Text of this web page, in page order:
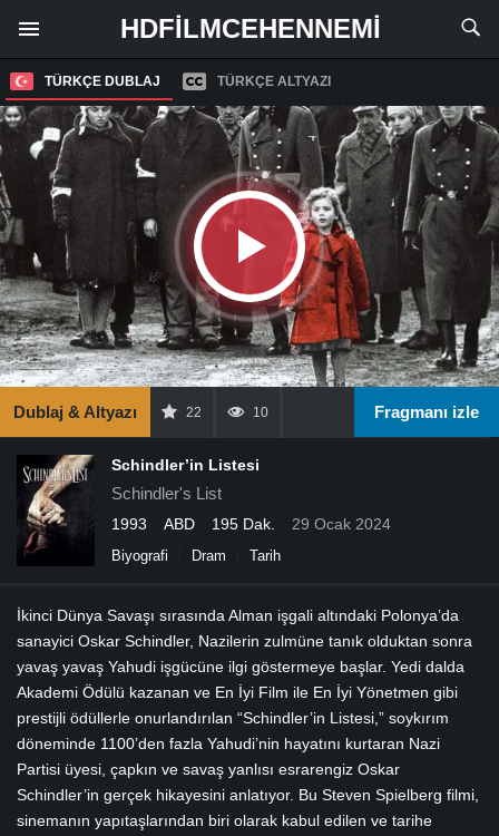
HDFILMCEHENNEMI
TÜRKÇE DUBLAJ TÜRKÇE ALTYAZI
Dublaj & Altyazı 22 10 Fragmanı izle
Schindler’in Listesi
Schindler's List
1993 ABD 195 Dak. 29 Ocak 2024
Biyografi Dram Tarih
İkinci Dünya Savaşı sırasında Alman işgali altındaki Polonya’da
sanayici Oskar Schindler, Nazilerin zulmüne tanık olduktan sonra
yavaş yavaş Yahudi işgücüne ilgi göstermeye başlar. Yedi dalda
Akademi Ödülü kazanan ve En İyi Film ile En İyi Yönetmen gibi
prestijli ödüllerle onurlandırılan “Schindler’in Listesi,” soykırım
döneminde 1100’den fazla Yahudi’nin hayatını kurtaran Nazi
Partisi üyesi, çapkın ve savaş yanlısı esrarengiz Oskar
Schindler’in gerçek hikayesini anlatıyor. Bu Steven Spielberg filmi,
sinemanın yapıtaşlarından biri olarak kabul edilen ve tarihe